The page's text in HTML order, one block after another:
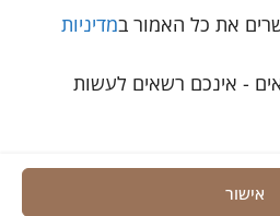
את כל האמור במדיניות
- אינכם רשאים לעשות
אישור